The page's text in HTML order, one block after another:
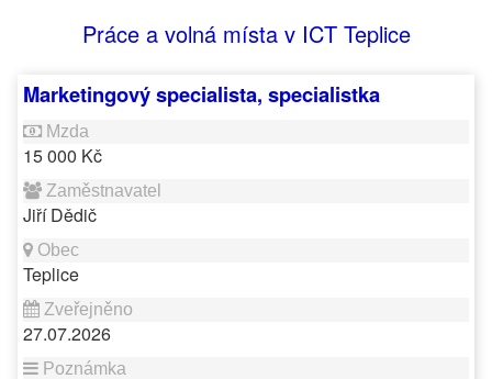
Práce a volná místa v ICT Teplice
Marketingový specialista, specialistka
15 000 Kč
Jiří Dědič
Teplice
27.07.2026